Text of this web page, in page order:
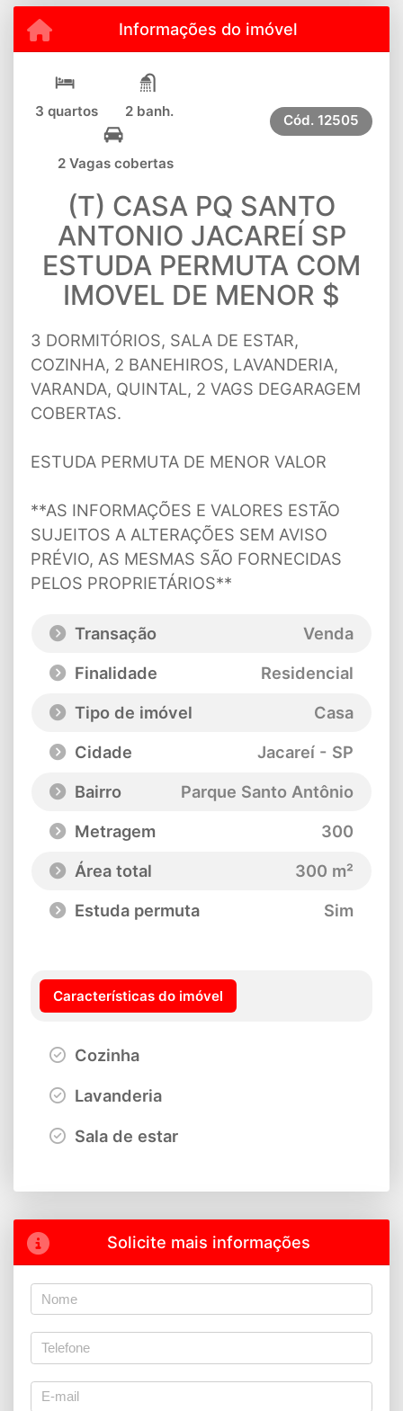
Informações do imóvel
3 quartos 2 banh.
2 Vagas cobertas
Cód. 12505
(T) CASA PQ SANTO
ANTONIO JACAREÍ SP
ESTUDA PERMUTA COM
IMOVEL DE MENOR $
3 DORMITÓRIOS, SALA DE ESTAR,
COZINHA, 2 BANEHIROS, LAVANDERIA,
VARANDA, QUINTAL, 2 VAGS DEGARAGEM
COBERTAS.
ESTUDA PERMUTA DE MENOR VALOR
**AS INFORMAÇÕES E VALORES ESTÃO
SUJEITOS A ALTERAÇÕES SEM AVISO
PRÉVIO, AS MESMAS SÃO FORNECIDAS
PELOS PROPRIETÁRIOS**
Transação
Venda
Finalidade
Residencial
Tipo de imóvel
Casa
Cidade
Jacareí - SP
Bairro
Parque Santo Antônio
Metragem
300
Área total
300 m²
Estuda permuta
Sim
Características do imóvel
Cozinha
Lavanderia
Sala de estar
Solicite mais informações